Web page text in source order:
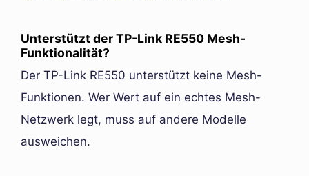
Unterstützt der TP-Link RE550 Mesh-
Funktionalität?
Der TP-Link RE550 unterstützt keine Mesh-
Funktionen. Wer Wert auf ein echtes Mesh-
Netzwerk legt, muss auf andere Modelle
ausweichen.